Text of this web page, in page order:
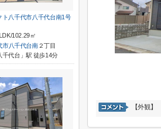
【外観】
ト八千代市八千代台南1号
102.29㎡
市八千代台南２丁目
千代台」駅 徒歩14分